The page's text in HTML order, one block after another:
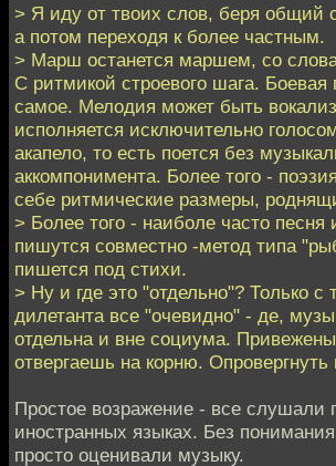
> Я иду от твоих слов, беря общий
а потом переходя к более частным.
> Марш останется маршем, со
С ритмикой строевого шага. Боевая
самое. Мелодия может быть
исполняется исключительно
акапело, то есть поется без
аккомпонимента. Более того -
себе ритмические размеры,
> Более того - наиболе часто песня
пишутся совместно -метод типа
пишется под стихи.
> Ну и где это "отдельно"? Только с
дилетанта все "очевидно" - де,
отдельна и вне социума.
отвергаешь на корню.
Простое возражение - все слушали
иностранных языках. Без
просто оценивали музыку.